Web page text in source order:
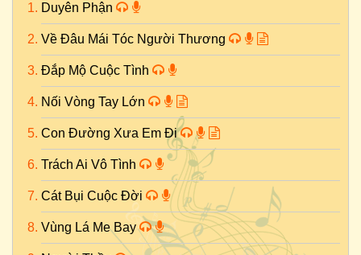
Duyên Phận
Về Đâu Mái Tóc Người Thương
Đắp Mộ Cuộc Tình
Nối Vòng Tay Lớn
Con Đường Xưa Em Đi
Trách Ai Vô Tình
Cát Bụi Cuộc Đời
Vùng Lá Me Bay